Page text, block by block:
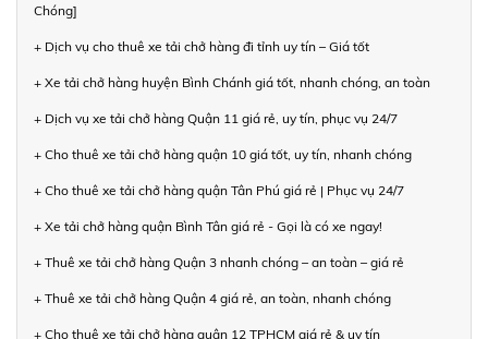
Chóng]
+ Dịch vụ cho thuê xe tải chở hàng đi tỉnh uy tín – Giá tốt
+ Xe tải chở hàng huyện Bình Chánh giá tốt, nhanh chóng, an toàn
+ Dịch vụ xe tải chở hàng Quận 11 giá rẻ, uy tín, phục vụ 24/7
+ Cho thuê xe tải chở hàng quận 10 giá tốt, uy tín, nhanh chóng
+ Cho thuê xe tải chở hàng quận Tân Phú giá rẻ | Phục vụ 24/7
+ Xe tải chở hàng quận Bình Tân giá rẻ - Gọi là có xe ngay!
+ Thuê xe tải chở hàng Quận 3 nhanh chóng – an toàn – giá rẻ
+ Thuê xe tải chở hàng Quận 4 giá rẻ, an toàn, nhanh chóng
+ Cho thuê xe tải chở hàng quận 12 TPHCM giá rẻ & uy tín